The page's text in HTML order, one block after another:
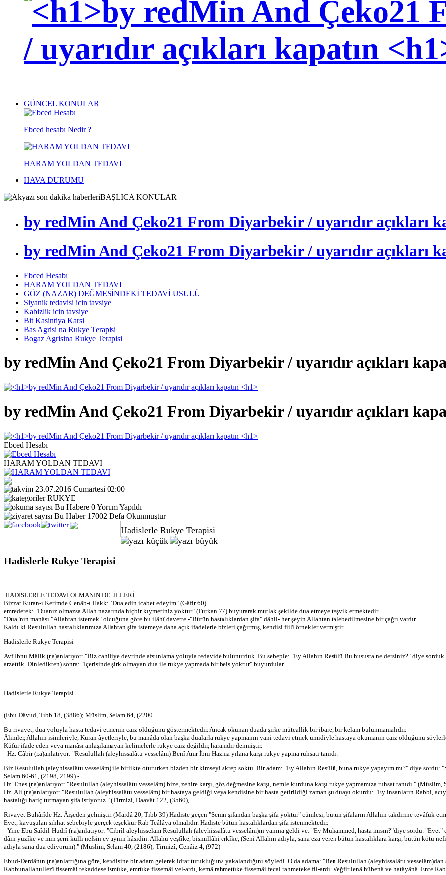
GÜNCEL KONULAR
Ebced hesabı Nedir ?
HARAM YOLDAN TEDAVI
HAVA DURUMU
BAŞLICA KONULAR
by redMin And Çeko21 From Diyarbekir / uyarıdır açıkları
by redMin And Çeko21 From Diyarbekir / uyarıdır açıkları
Ebced Hesabı
HARAM YOLDAN TEDAVI
GÖZ (NAZAR) DEĞMESİNDEKİ TEDAVİ USULÜ
Siyanik tedavisi icin tavsiye
Kabizlik icin tavsiye
Bit Kasintiya Karsi
Bas Agrisi na Rukye Terapisi
Bogaz Agrisina Rukye Terapisi
by redMin And Çeko21 From Diyarbekir / uyarıdır açıkları
by redMin And Çeko21 From Diyarbekir / uyarıdır açıkları
Ebced Hesabı
HARAM YOLDAN TEDAVI
23.07.2016 Cumartesi 02:00
RUKYE
Bu Habere 0 Yorum Yapıldı
Bu Haber 17002 Defa Okunmuştur
Hadislerle Rukye Terapisi
Hadislerle Rukye Terapisi
HADİSLERLE TEDAVİ OLMANIN DELİLLERİ
Bizzat Kuran-ı Kerimde Cenâb-ı Hakk: "Dua edin icabet edeyim" (Gâfir 60)
emrederek: "Duanız olmazsa Allah nazarında hiçbir kıymetiniz yoktur" (Furkan 77) buyurarak mutlak şekilde dua etmeye teşvik etmektedir.
"Dua"nın manâsı "Allahtan istemek" olduğuna göre bu ilâhî davette -"Bütün hastalıklardan şifa" dâhil- her şeyin Allahtan talebedilmesine bir çağrı vardır.
Kaldı ki Resulullah hastalıklarımıza Allahtan şifa istemeye daha açık ifadelerle bizleri çağırmış, kendisi fiilî örnekler vermiştir.
Hadislerle Rukye Terapisi
Avf İbnu Mâlik (r.a)anlatıyor: "Biz cahiliye devrinde afsunlama yoluyla tedavide bulunurduk. Bu sebeple: "Ey Allahın Resûlü Bu hususta ne dersiniz?" diye
arzettik. Dinledikten) sonra: "İçerisinde şirk olmayan dua ile rukye yapmada bir beis yoktur" buyurdular.
Hadislerle Rukye Terapisi
(Ebu Dâvud, Tıbb 18, (3886); Müslim, Selam 64, (2200
Bu rivayet, dua yoluyla hasta tedavi etmenin caiz olduğunu göstermektedir. Ancak okunan duada şirke müteallik bir ibare, bir kelam bulunmamalıdır.
Âlimler, Allahın isimleriyle, Kuran âyetleriyle, bu manâda olan başka dualarla rukye yapmanın yani tedavi etmek ümidiyle hastaya okumanın caiz olduğunu
Küfür ifade eden veya manâsı anlaşılamayan kelimelerle rukye caiz değildir, haramdır denmiştir.
- Hz. Câbir (r.a)anlatıyor: "Resulullah (aleyhissalâtu vesselâm) Benî Amr İbni Hazma yılana karşı rukye yapma ruhsatı tanıdı.
Biz Resulullah (aleyhissalâtu vesselâm) ile birlikte otururken bizden bir kimseyi akrep soktu. Bir adam: "Ey Allahın Resûlü, buna rukye yapayım mı?" diye sordu:
Selam 60-61, (2198, 2199) -
Hz. Enes (r.a)anlatıyor: "Resulullah (aleyhissalâtu vesselâm) bize, zehire karşı, göz değmesine karşı, nemle kurduna karşı rukye yapmamıza ruhsat tanıdı."
Hz. Ali (r.a)anlatıyor: "Resulullah (aleyhissalâtu vesselâm) bir hastaya geldiği veya kendisine bir hasta getirildiği zaman şu duayı okurdu: "Ey insanların Rabbi,
hastalığı hariç tutmayan şifa istiyoruz." (Tirmizi, Daavât 122, (3560),
Rivayet Buhârîde Hz. Âişeden gelmiştir. (Mardâ 20, Tıbb 39) Hadiste geçen "Senin şifandan başka şifa yoktur" cümlesi, bütün şifaların Allahın takdirine tevâfuk
Evet, kavuşulan sıhhat sebebiyle gerçek teşekkür Rab Teâlâya olmalıdır. Hadiste bütün hastalıklardan şifa istenmektedir.
- Yine Ebu Saîdil-Hudrî (r.a)anlatıyor: "Cibrîl aleyhisselam Resulullah (aleyhissalâtu vesselâm)ın yanına geldi ve: "Ey Muhammed, hasta mısın?"diye sordu.
dâin yüzîke ve min şerri külli nefsin ev aynin hâsidin. Allahu yeşfîke, bismillâhi erkîke, (Seni Allahın adıyla, sana eza veren bütün hastalıklara karşı, bütün kötü
adıyla sana dua ediyorum)." (Müslim, Selam 40, (2186); Tirmizî, Cenâiz 4, (972) -
Ebud-Derdânın (r.a)anlattığına göre, kendisine bir adam gelerek idrar tutukluğuna yakalandığını söyledi. O da adama: "Ben Resulullah (aleyhissalâtu
Rabbunallahullezî fissemâi tekaddese ismüke, emrüke fissemâi vel-ardı, kemâ rahmetüke fissemâi fecal rahmeteke fil-ardı. Veğfir lenâ hûbenâ ve hatâyânâ. Ente